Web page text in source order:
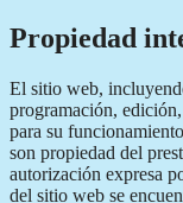
Propiedad
El sitio web,
programación,
para su
son propiedad del
autorización expresa
del sitio web se